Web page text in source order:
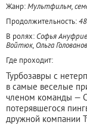
Жанр:Мультфильм,
Продолжительность:
В ролях: Софья
Войтюк, Ольга
Где проходит:
Турбозавры с
в самые веселые
членом команды —
потерявшегося
дружной компании